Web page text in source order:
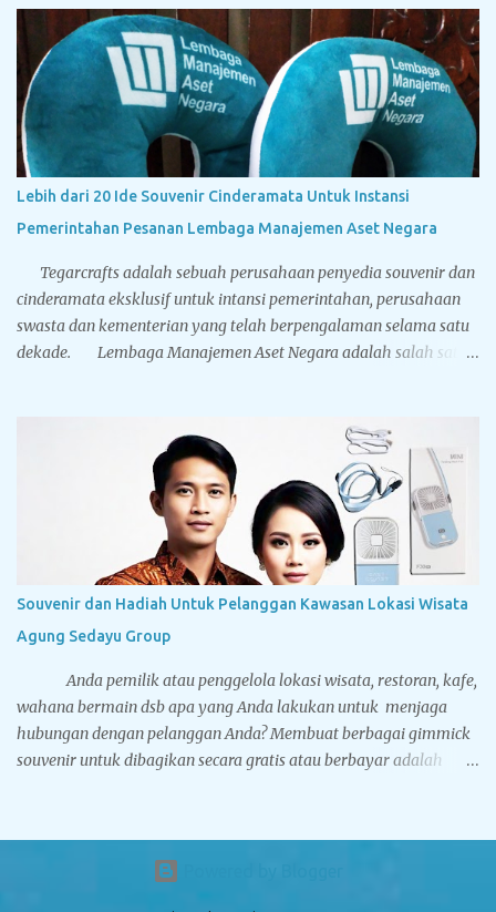
ditindaklanjuti menjadi sebuah Disertasi, maka peserta berhak
menyandang titel Kandidat Doktor. Tegarcrafts sebagai
perusahaan spesialis penyedia souvenir untuk instansi
pemerintahan, swasta dan perbankan juga menyediakan
berbagai macam souvenir untuk sidang doktor yang bisa
disesuaikan dengan bugdet dan kebutuhan Anda. Sport vacuum
cup, botol minum stainless steel dinding ganda yang memiliki
dari kaca. Terbuat dari stainless steel BPA free hadir dengan lima
pilihan warna solid: hitam, putih, biru, silver dan gold...
Lebih dari 20 Ide Souvenir Cinderamata Untuk Instansi
Pemerintahan Pesanan Lembaga Manajemen Aset Negara
Tegarcrafts adalah sebuah perusahaan penyedia souvenir dan
cinderamata eksklusif untuk intansi pemerintahan, perusahaan
swasta dan kementerian yang telah berpengalaman selama satu
dekade. Lembaga Manajemen Aset Negara adalah salah satu
souvenir. Dibawah ini adalah foto-foto dari cinderamata
eksklusif yang pernah dikerjakan oleh Tegarcrafts. Silahkan
nikmati aneka gambar dibawah, yang mana mungkin berguna
sebagai referensi Anda sebelum Anda memesan souvenir kepada
kami. Bantal Leher Bahan Yelvo Ada dua jenis standar bahan
untuk membuat bantal leher, yakni Yelvo dan Velboa. Yelvo lebih
halus dan nyaman digunakan. Bantal leher koleksi Tegarcrafts
memiliki dua metode pencetakan logo yaitu printing dan bordir.
Untuk printing kelebihannya logo dan desain Anda lebih...
Souvenir dan Hadiah Untuk Pelanggan Kawasan Lokasi Wisata
Agung Sedayu Group
Anda pemilik atau penggelola lokasi wisata, restoran, kafe,
wahana bermain dsb apa yang Anda lakukan untuk menjaga
hubungan dengan pelanggan Anda? Membuat berbagai gimmick
souvenir untuk dibagikan secara gratis atau berbayar adalah
keterikatan emosional antara bisnis Anda dan customer yang
akan melahirkan loyalitas kepada konsumen. Jika dijadikan